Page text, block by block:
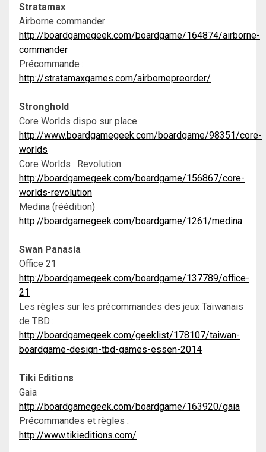
Stratamax
Airborne commander
http://boardgamegeek.com/boardgame/164874/airborne-
commander
Précommande :
http://stratamaxgames.com/airbornepreorder/
Stronghold
Core Worlds dispo sur place
http://www.boardgamegeek.com/boardgame/98351/core-
worlds
Core Worlds : Revolution
http://boardgamegeek.com/boardgame/156867/core-
worlds-revolution
Medina (réédition)
http://boardgamegeek.com/boardgame/1261/medina
Swan Panasia
Office 21
http://boardgamegeek.com/boardgame/137789/office-
21
Les règles sur les précommandes des jeux Taïwanais
de TBD :
http://boardgamegeek.com/geeklist/178107/taiwan-
boardgame-design-tbd-games-essen-2014
Tiki Editions
Gaia
http://boardgamegeek.com/boardgame/163920/gaia
Précommandes et règles :
http://www.tikieditions.com/